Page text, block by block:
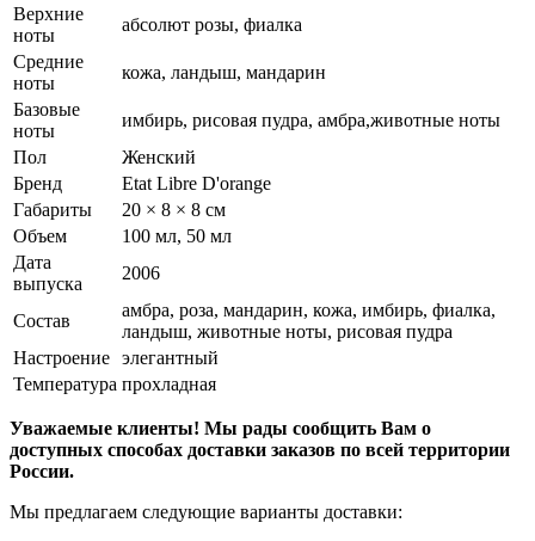
Верхние
ноты
абсолют розы, фиалка
Средние
ноты
кожа, ландыш, мандарин
Базовые
ноты
имбирь, рисовая пудра, амбра,животные ноты
Пол
Женский
Бренд
Etat Libre D'orange
Габариты
20 × 8 × 8 см
Объем
100 мл, 50 мл
Дата
выпуска
2006
Состав
амбра, роза, мандарин, кожа, имбирь, фиалка,
ландыш, животные ноты, рисовая пудра
Настроение элегантный
Температура прохладная
Уважаемые клиенты! Мы рады сообщить Вам о
доступных способах доставки заказов по всей территории
России.
Мы предлагаем следующие варианты доставки: